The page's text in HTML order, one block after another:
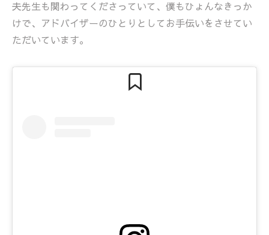
夫先生も関わってくださっていて、僕もひょんなきっか
けで、アドバイザーのひとりとしてお手伝いをさせてい
ただいています。